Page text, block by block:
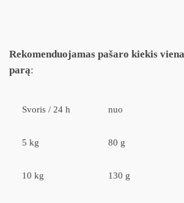
Rekomenduojamas pašaro kiekis
parą:
Svoris / 24 h nuo
5 kg 80 g
10 kg 130 g